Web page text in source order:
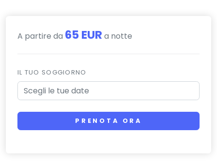
A partire da 65 EUR a notte
IL TUO SOGGIORNO
PRENOTA ORA